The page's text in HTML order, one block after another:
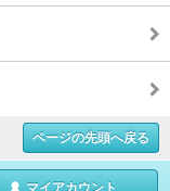
ページの先頭へ戻る
マイアカウント